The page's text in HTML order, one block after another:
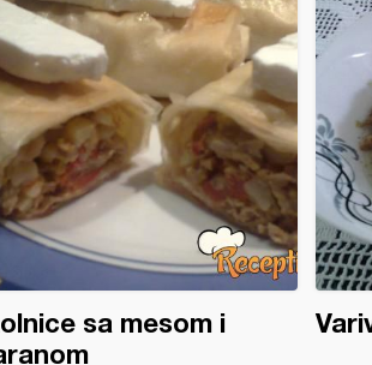
sa mesom i